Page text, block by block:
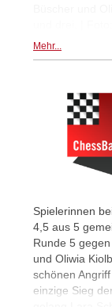
Mehr...
Spielerinnen
4,5 aus 5
Runde 5
und Oliwia
schönen
einzige Sieg